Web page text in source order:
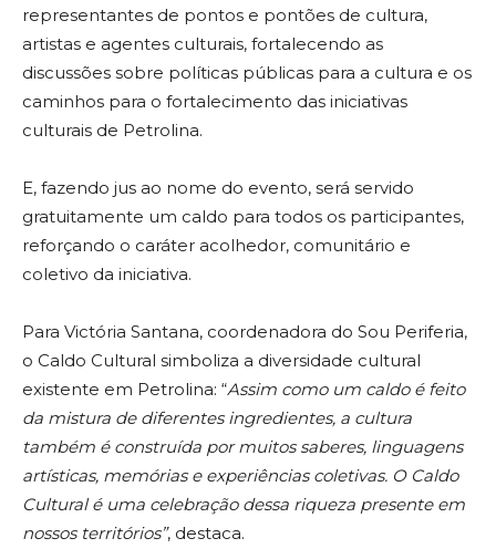
representantes de pontos e pontões de cultura,
artistas e agentes culturais, fortalecendo as
discussões sobre políticas públicas para a cultura e os
caminhos para o fortalecimento das iniciativas
culturais de Petrolina.
E, fazendo jus ao nome do evento, será servido
gratuitamente um caldo para todos os participantes,
reforçando o caráter acolhedor, comunitário e
coletivo da iniciativa.
Para Victória Santana, coordenadora do Sou Periferia,
o Caldo Cultural simboliza a diversidade cultural
existente em Petrolina: “Assim como um caldo é feito
da mistura de diferentes ingredientes, a cultura
também é construída por muitos saberes, linguagens
artísticas, memórias e experiências coletivas. O Caldo
Cultural é uma celebração dessa riqueza presente em
nossos territórios”, destaca.